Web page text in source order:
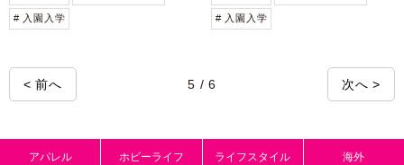
# 入園入学 # 入園入学
< 前へ 5 / 6 次へ >
アパレル
ホビーライフ
ライフスタイル
海外